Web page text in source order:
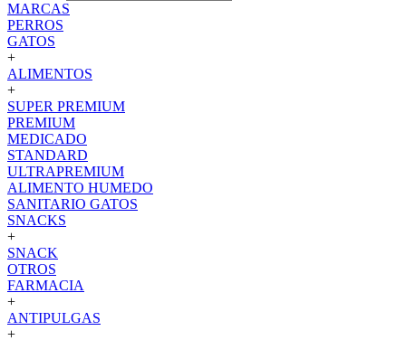
MARCAS
PERROS
GATOS
+
ALIMENTOS
+
SUPER PREMIUM
PREMIUM
MEDICADO
STANDARD
ULTRAPREMIUM
ALIMENTO HUMEDO
SANITARIO GATOS
SNACKS
+
SNACK
OTROS
FARMACIA
+
ANTIPULGAS
+